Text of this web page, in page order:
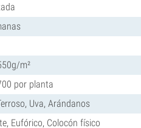
m²
por planta
Uva, Arándanos
Eufórico, Colocón físico